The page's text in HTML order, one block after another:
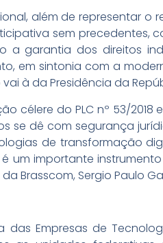
além de representar
sem precedentes,
a garantia dos direitos
em sintonia com a
à da Presidência da
célere do PLC nº 53/
se dê com segurança
de transformação
é um importante
Brasscom, Sergio Paulo
das Empresas de